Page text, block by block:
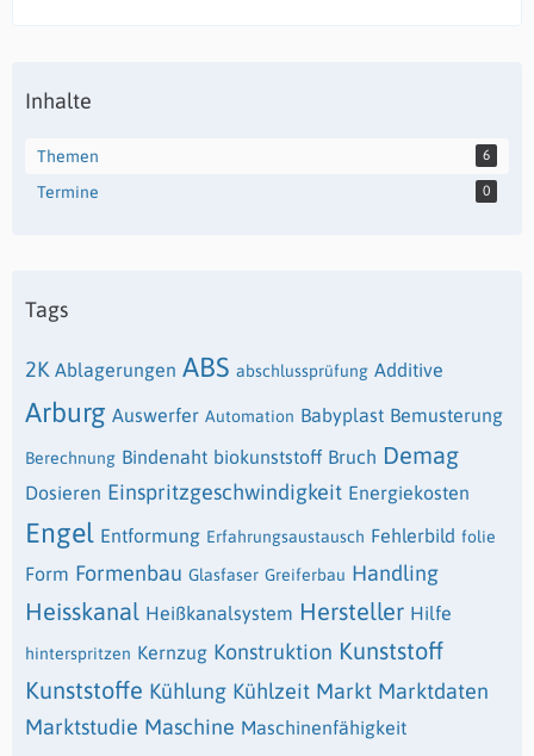
Inhalte
Themen 6
Termine 0
Tags
2K Ablagerungen ABS abschlussprüfung Additive
Arburg Auswerfer Automation Babyplast Bemusterung
Berechnung Bindenaht biokunststoff Bruch Demag
Dosieren Einspritzgeschwindigkeit Energiekosten
Engel Entformung Erfahrungsaustausch Fehlerbild folie
Form Formenbau Glasfaser Greiferbau Handling
Heisskanal Heißkanalsystem Hersteller Hilfe
hinterspritzen Kernzug Konstruktion Kunststoff
Kunststoffe Kühlung Kühlzeit Markt Marktdaten
Marktstudie Maschine Maschinenfähigkeit